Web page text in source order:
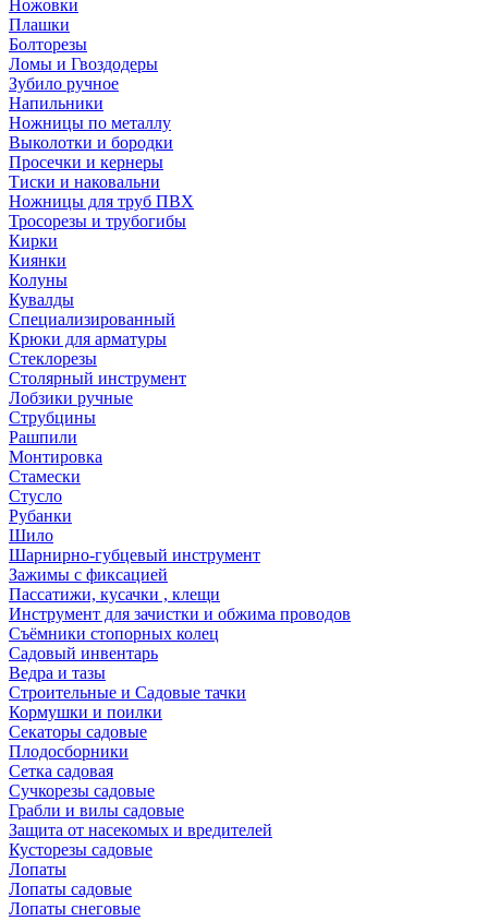
Ножовки
Плашки
Болторезы
Ломы и Гвоздодеры
Зубило ручное
Напильники
Ножницы по металлу
Выколотки и бородки
Просечки и кернеры
Тиски и наковальни
Ножницы для труб ПВХ
Тросорезы и трубогибы
Кирки
Киянки
Колуны
Кувалды
Специализированный
Крюки для арматуры
Стеклорезы
Столярный инструмент
Лобзики ручные
Струбцины
Рашпили
Монтировка
Стамески
Стусло
Рубанки
Шило
Шарнирно-губцевый инструмент
Зажимы с фиксацией
Пассатижи, кусачки , клещи
Инструмент для зачистки и обжима проводов
Съёмники стопорных колец
Садовый инвентарь
Ведра и тазы
Строительные и Садовые тачки
Кормушки и поилки
Секаторы садовые
Плодосборники
Сетка садовая
Сучкорезы садовые
Грабли и вилы садовые
Защита от насекомых и вредителей
Кусторезы садовые
Лопаты
Лопаты садовые
Лопаты снеговые